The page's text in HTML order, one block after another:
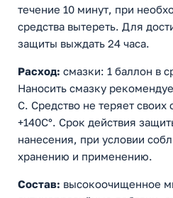
течение 10 минут, при
средства вытереть. Для
защиты выждать 24 часа.
Расход: смазки: 1 баллон в
Наносить смазку
С. Средство не теряет своих
+140С°. Срок действия
нанесения, при условии
хранению и применению.
Состав: высокоочищенное